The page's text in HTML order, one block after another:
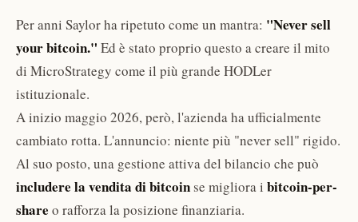
Per anni Saylor ha ripetuto come un mantra: "Never sell
your bitcoin." Ed è stato proprio questo a creare il mito
di MicroStrategy come il più grande HODLer
istituzionale.
A inizio maggio 2026, però, l'azienda ha ufficialmente
cambiato rotta. L'annuncio: niente più "never sell" rigido.
Al suo posto, una gestione attiva del bilancio che può
includere la vendita di bitcoin se migliora i bitcoin-per-
share o rafforza la posizione finanziaria.